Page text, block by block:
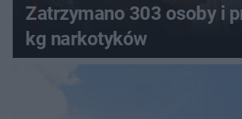
Zatrzymano 303 osoby i przejęto 72
kg narkotyków